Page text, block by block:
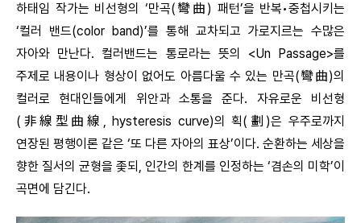
하태임 작가는 비선형의 ‘만곡(彎曲) 패턴’을 반복•중첩시키는
‘컬러 밴드(color band)’를 통해 교차되고 가로지르는 수많은
자아와 만난다. 컬러밴드는 통로라는 뜻의 <Un Passage>를
주제로 내용이나 형상이 없어도 아름다울 수 있는 만곡(彎曲)의
컬러로 현대인들에게 위안과 소통을 준다. 자유로운 비선형
(非線型曲線, hysteresis curve)의 획(劃)은 우주로까지
연장된 평행이론 같은 ‘또 다른 자아의 표상’이다. 순환하는 세상을
향한 질서의 균형을 좇되, 인간의 한계를 인정하는 ‘겸손의 미학’이
곡면에 담긴다.